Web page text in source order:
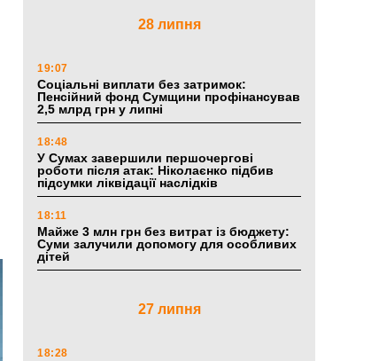
28 липня
19:07
Соціальні виплати без затримок:
Пенсійний фонд Сумщини профінансував
2,5 млрд грн у липні
18:48
У Сумах завершили першочергові
роботи після атак: Ніколаєнко підбив
підсумки ліквідації наслідків
18:11
Майже 3 млн грн без витрат із бюджету:
Суми залучили допомогу для особливих
дітей
27 липня
18:28